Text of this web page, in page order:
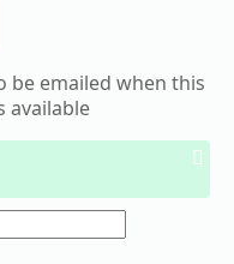
be emailed when this
available